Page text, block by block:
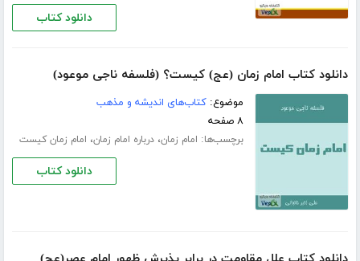
دانلود کتاب
دانلود کتاب امام زمان (عج) کیست؟ (فلسفه ناجی موعود)
موضوع:کتاب‌های اندیشه و مذهب
۸ صفحه
برچسب‌ها: امام زمان،درباره امام زمان، امام زمان کیست
دانلود کتاب